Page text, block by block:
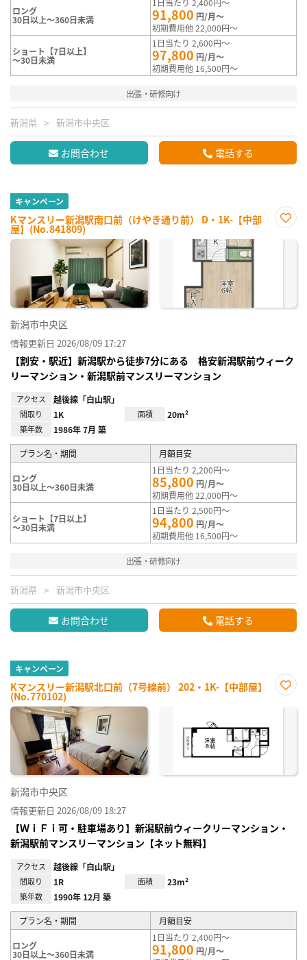
ロング
30日以上～360日未満 91,800 円/月～
初期費用他 22,000円～
ショート【7日以上】
～30日未満
1日当たり 2,600円～
97,800 円/月～
初期費用他 16,500円～
出張・研修向け
新潟県 新潟市中央区
お問合わせ 電話する
キャンペーン
Kマンスリー新潟駅南口前（けやき通り前） D・1K-【中部
屋】(No.841809)
に入
新潟市中央区
情報更新日 2026/08/09 17:27
【割安・駅近】新潟駅から徒歩7分にある 格安新潟駅前ウィーク
リーマンション・新潟駅前マンスリーマンション
アクセス 越後線「白山駅」
間取り 1K 面積 20m²
築年数 1986年 7月 築
プラン名・期間 月額目安
ロング
30日以上～360日未満
1日当たり 2,200円～
85,800 円/月～
初期費用他 22,000円～
ショート【7日以上】
～30日未満
1日当たり 2,500円～
94,800 円/月～
初期費用他 16,500円～
出張・研修向け
新潟県 新潟市中央区
お問合わせ 電話する
キャンペーン
Kマンスリー新潟駅北口前（7号線前） 202・1K-【中部屋】
(No.770102)
に入
新潟市中央区
情報更新日 2026/08/09 18:27
【ＷｉＦｉ可・駐車場あり】新潟駅前ウィークリーマンション・
新潟駅前マンスリーマンション【ネット無料】
アクセス 越後線「白山駅」
間取り 1R 面積 23m²
築年数 1990年 12月 築
プラン名・期間 月額目安
ロング
30日以上～360日未満
1日当たり 2,400円～
91,800 円/月～